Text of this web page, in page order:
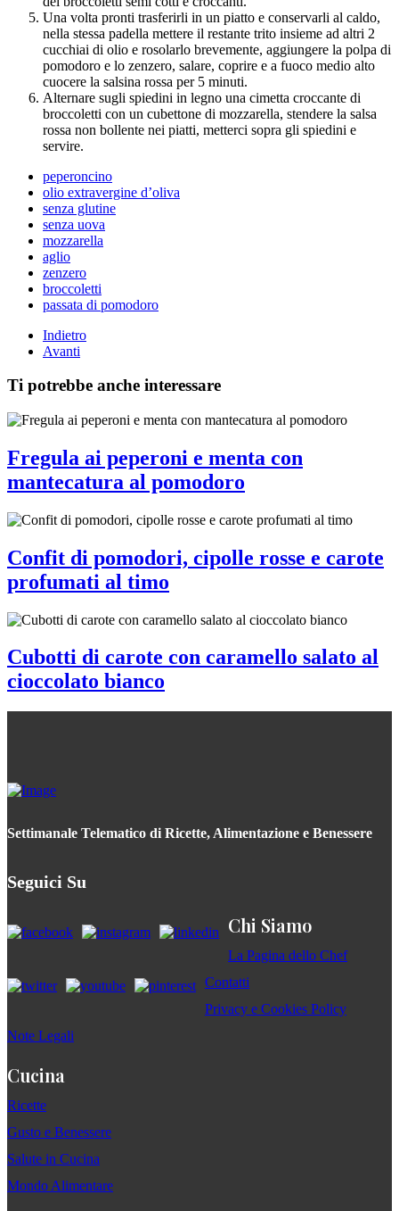
Una volta pronti trasferirli in un piatto e conservarli al caldo,
nella stessa padella mettere il restante trito insieme ad altri 2
cucchiai di olio e rosolarlo brevemente, aggiungere la polpa di
pomodoro e lo zenzero, salare, coprire e a fuoco medio alto
cuocere la salsina rossa per 5 minuti.
Alternare sugli spiedini in legno una cimetta croccante di
broccoletti con un cubettone di mozzarella, stendere la salsa
rossa non bollente nei piatti, metterci sopra gli spiedini e
servire.
peperoncino
olio extravergine d’oliva
senza glutine
senza uova
mozzarella
aglio
zenzero
broccoletti
passata di pomodoro
Indietro
Avanti
Ti potrebbe anche interessare
Fregula ai peperoni e menta con
mantecatura al pomodoro
Confit di pomodori, cipolle rosse e carote
profumati al timo
Cubotti di carote con caramello salato al
cioccolato bianco
Settimanale Telematico di Ricette, Alimentazione e Benessere
Seguici Su
Chi Siamo
La Pagina dello Chef
Contatti
Privacy e Cookies Policy
Note Legali
Cucina
Ricette
Gusto e Benessere
Salute in Cucina
Mondo Alimentare